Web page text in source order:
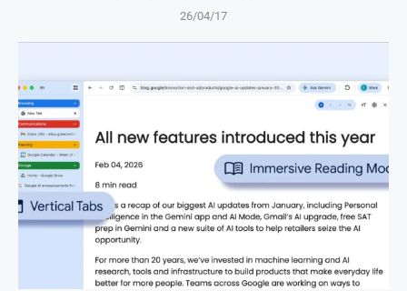
26/04/17